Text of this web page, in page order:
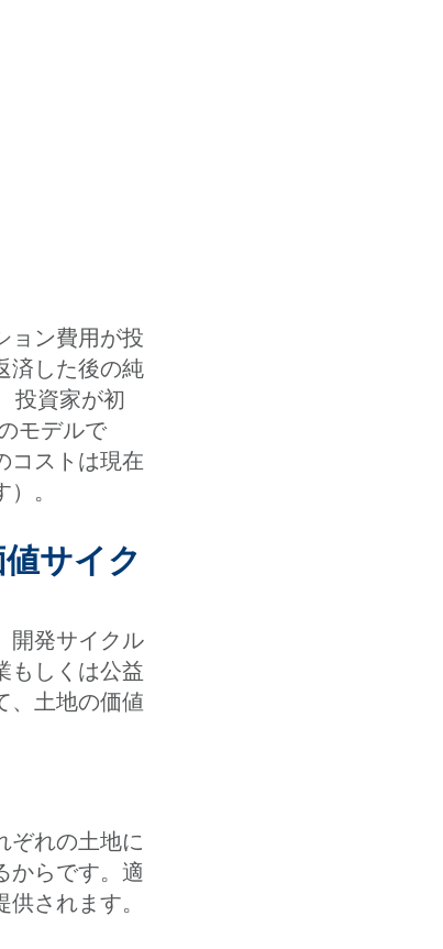
ョン費用が投
済した後の純
投資家が初
モデルで
コストは現在
。
サイク
開発サイクル
もしくは公益
、土地の価値
ぞれの土地に
からです。適
されます。